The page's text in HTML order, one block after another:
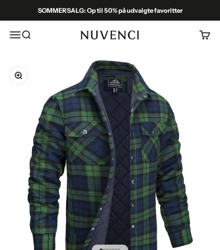
Spring til indholdSOMMERSALG: Op til 50% på udvalgte favoritter
Menu
Søg Nuvenci.dk Kurv
Zoom